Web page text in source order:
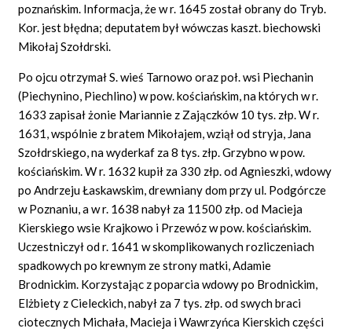
poznańskim. Informacja, że w r. 1645 został obrany do Tryb.
Kor. jest błędna; deputatem był wówczas kaszt. biechowski
Mikołaj Szołdrski.
Po ojcu otrzymał S. wieś Tarnowo oraz poł. wsi Piechanin
(Piechynino, Piechlino) w pow. kościańskim, na których w r.
1633 zapisał żonie Mariannie z Zajączków 10 tys. złp. W r.
1631, wspólnie z bratem Mikołajem, wziął od stryja, Jana
Szołdrskiego, na wyderkaf za 8 tys. złp. Grzybno w pow.
kościańskim. W r. 1632 kupił za 330 złp. od Agnieszki, wdowy
po Andrzeju Łaskawskim, drewniany dom przy ul. Podgórcze
w Poznaniu, a w r. 1638 nabył za 11500 złp. od Macieja
Kierskiego wsie Krajkowo i Przewóz w pow. kościańskim.
Uczestniczył od r. 1641 w skomplikowanych rozliczeniach
spadkowych po krewnym ze strony matki, Adamie
Brodnickim. Korzystając z poparcia wdowy po Brodnickim,
Elżbiety z Cieleckich, nabył za 7 tys. złp. od swych braci
ciotecznych Michała, Macieja i Wawrzyńca Kierskich części